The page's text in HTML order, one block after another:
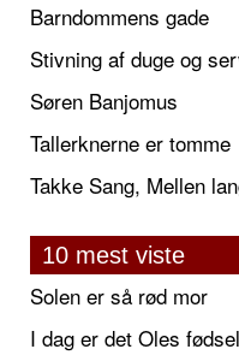
Barndommens gade
Stivning af duge og
Søren Banjomus
Tallerknerne er tomme
Takke Sang, Mellen
10 mest viste
Solen er så rød mor
I dag er det Oles